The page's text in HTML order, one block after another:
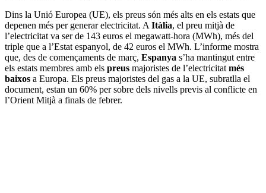
Dins la Unió Europea (UE), els preus són més alts en els estats que
depenen més per generar electricitat. A Itàlia, el preu mitjà de
l’electricitat va ser de 143 euros el megawatt-hora (MWh), més del
triple que a l’Estat espanyol, de 42 euros el MWh. L’informe mostra
que, des de començaments de març, Espanya s’ha mantingut entre
els estats membres amb els preus majoristes de l’electricitat més
baixos a Europa. Els preus majoristes del gas a la UE, subratlla el
document, estan un 60% per sobre dels nivells previs al conflicte en
l’Orient Mitjà a finals de febrer.